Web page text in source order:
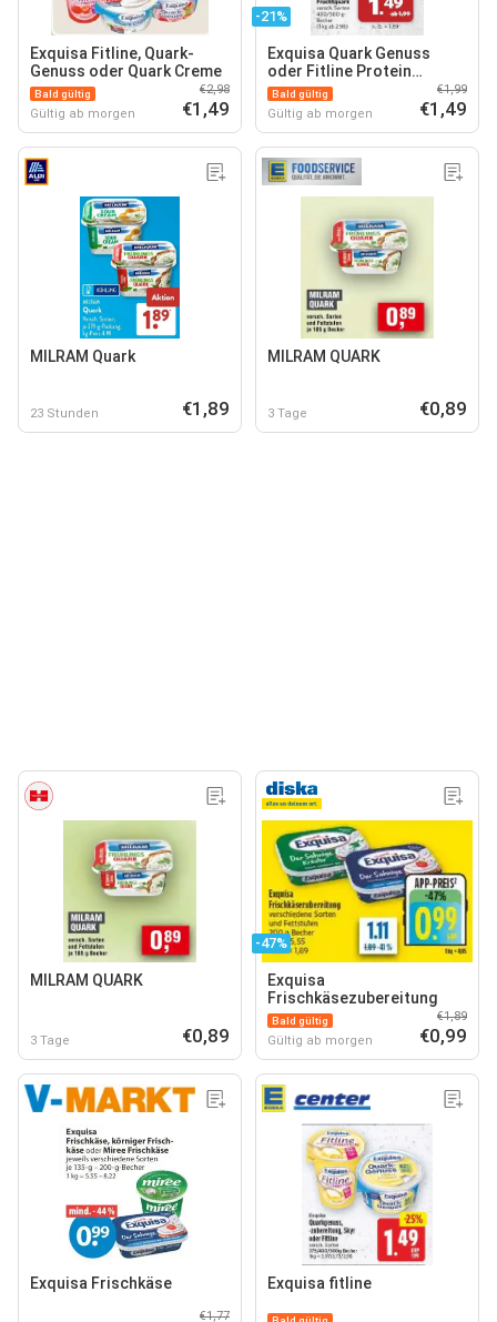
Exquisa Fitline, Quark-
Genuss oder Quark Creme
Bald gültig
Gültig ab morgen
€2,98
€1,49
-21%
Exquisa Quark Genuss
oder Fitline Protein
Fruchtquark
Bald gültig
Gültig ab morgen
€1,99
€1,49
MILRAM Quark
23 Stunden €1,89
MILRAM QUARK
3 Tage €0,89
MILRAM QUARK
3 Tage €0,89
-47%
Exquisa
Frischkäsezubereitung
Bald gültig
Gültig ab morgen
€1,89
€0,99
Exquisa Frischkäse
€1,77
Exquisa fitline